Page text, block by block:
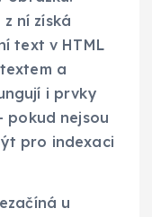
ní získá
text v HTML
a
i prvky
pokud nejsou
pro indexaci
u